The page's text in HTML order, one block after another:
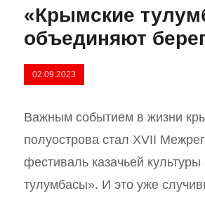
«Крымские
объединяют
02.09.2023
Важным событием в жизни
полуострова стал ХVII
фестиваль казачьей
тулумбасы». И это уже